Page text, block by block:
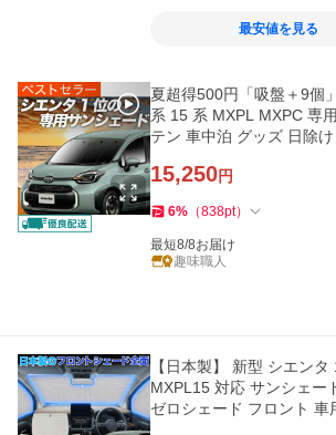
最安値を見る
夏超得500円「吸盤＋9個
系 15 系 MXPL MXPC 専
テン 車中泊 グッズ 日除
15,250円
6% （838pt）
最短8/8お届け
趣味職人
【日本製】 新型 シエン
MXPL15 対応 サンシェー
ゼロシェード フロント 車